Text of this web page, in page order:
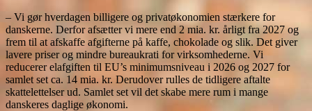
– Vi gør hverdagen billigere og privatøkonomien stærkere for
danskerne. Derfor afsætter vi mere end 2 mia. kr. årligt fra 2027 og
frem til at afskaffe afgifterne på kaffe, chokolade og slik. Det giver
lavere priser og mindre bureaukrati for virksomhederne. Vi
reducerer elafgiften til EU’s minimumsniveau i 2026 og 2027 for
samlet set ca. 14 mia. kr. Derudover rulles de tidligere aftalte
skattelettelser ud. Samlet set vil det skabe mere rum i mange
danskeres daglige økonomi.